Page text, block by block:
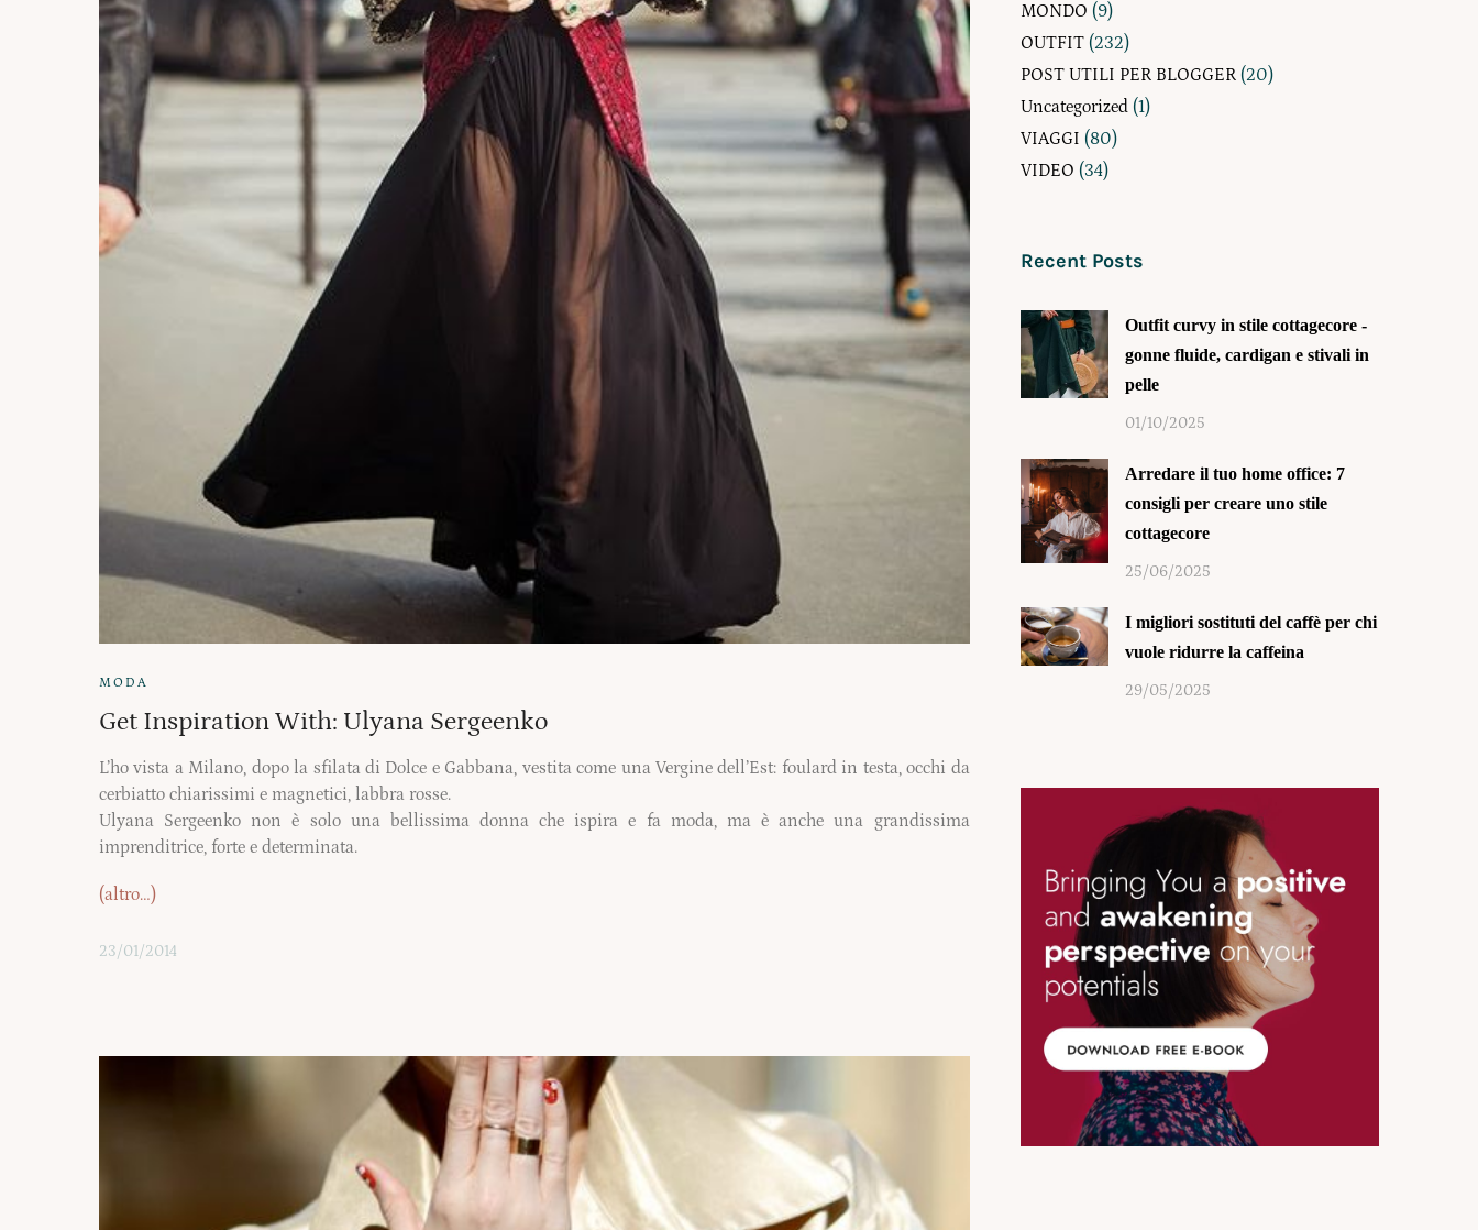
MODA
Get Inspiration With: Ulyana Sergeenko
L’ho vista a Milano, dopo la sfilata di Dolce e Gabbana, vestita come una Vergine dell’Est: foulard in testa, occhi da
cerbiatto chiarissimi e magnetici, labbra rosse.
Ulyana Sergeenko non è solo una bellissima donna che ispira e fa moda, ma è anche una grandissima
imprenditrice, forte e determinata.
(altro…)
23/01/2014
MONDO (9)
OUTFIT (232)
POST UTILI PER BLOGGER (20)
Uncategorized (1)
VIAGGI (80)
VIDEO (34)
Recent Posts
Outfit curvy in stile cottagecore -
gonne fluide, cardigan e stivali in
pelle
01/10/2025
Arredare il tuo home office: 7
consigli per creare uno stile
cottagecore
25/06/2025
I migliori sostituti del caffè per chi
vuole ridurre la caffeina
29/05/2025